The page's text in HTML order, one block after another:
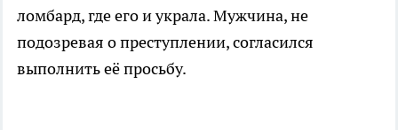
ломбард, где его и украла. Мужчина, не
подозревая о преступлении, согласился
выполнить её просьбу.